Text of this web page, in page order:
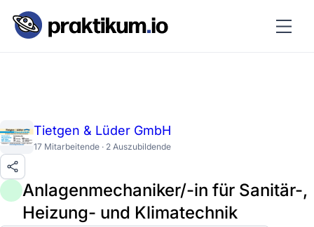
Tietgen & Lüder GmbH
17 Mitarbeitende · 2 Auszubildende
Anlagenmechaniker/-in für Sanitär-,
Heizung- und Klimatechnik